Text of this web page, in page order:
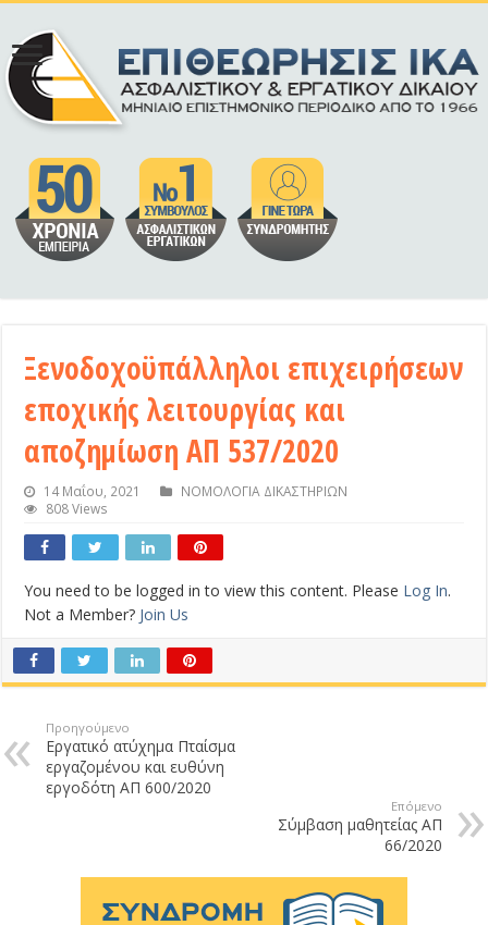
Ξενοδοχοϋπάλληλοι επιχειρήσεων
εποχικής λειτουργίας και
αποζημίωση ΑΠ 537/2020
14 Μαΐου, 2021
ΝΟΜΟΛΟΓΙΑ ΔΙΚΑΣΤΗΡΙΩΝ
808 Views
You need to be logged in to view this content. Please Log In.
Not a Member? Join Us
Προηγούμενο
Εργατικό ατύχημα Πταίσμα
εργαζομένου και ευθύνη
εργοδότη ΑΠ 600/2020
Επόμενο
Σύμβαση μαθητείας ΑΠ
66/2020